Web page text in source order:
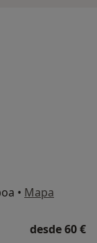
• Mapa
desde 60 €